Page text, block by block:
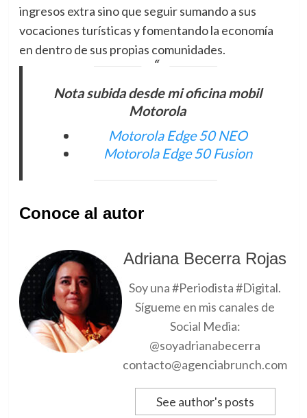
ingresos extra sino que seguir sumando a sus
vocaciones turísticas y fomentando la economía
en dentro de sus propias comunidades.
Nota subida desde mi oficina mobil
Motorola
Motorola Edge 50 NEO
Motorola Edge 50 Fusion
Conoce al autor
Adriana Becerra Rojas
Soy una #Periodista #Digital.
Sígueme en mis canales de
Social Media:
@soyadrianabecerra
contacto@agenciabrunch.com
See author's posts